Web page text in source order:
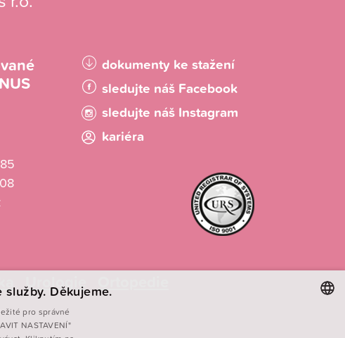
dokumenty ke stažení
sledujte náš Facebook
sledujte náš Instagram
kariéra
Urologie
Děkujeme.
pro správné
NASTAVENÍ"